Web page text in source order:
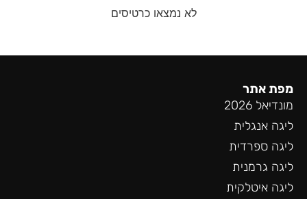
לא נמצאו כרטיסים
מפת אתר
מונדיאל 2026
ליגה אנגלית
ליגה ספרדית
ליגה גרמנית
ליגה איטלקית